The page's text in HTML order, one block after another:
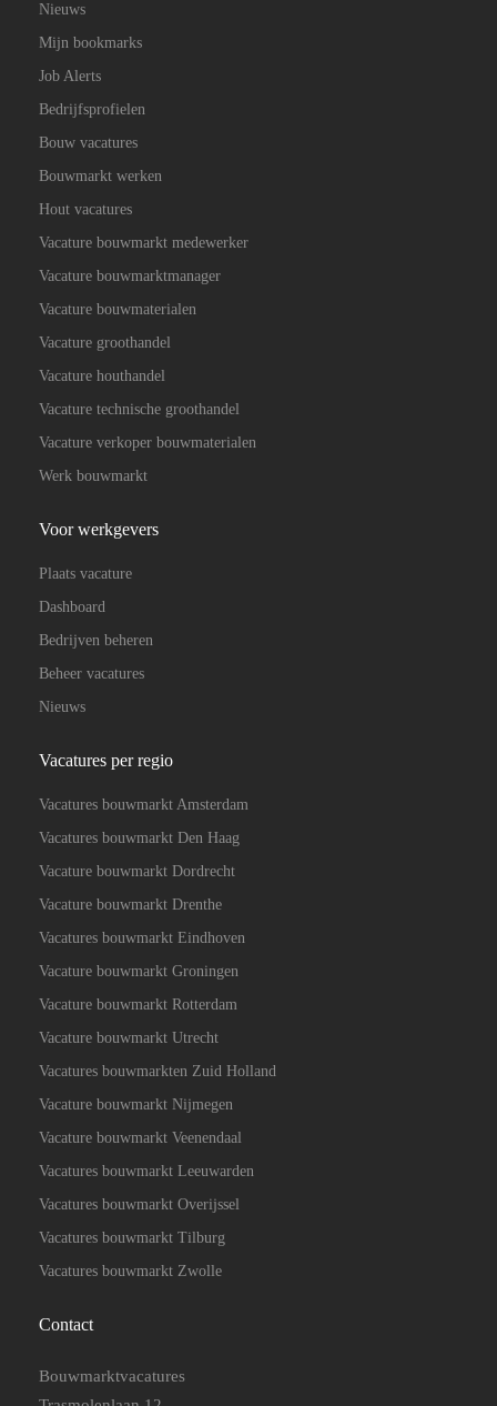
Nieuws
Mijn bookmarks
Job Alerts
Bedrijfsprofielen
Bouw vacatures
Bouwmarkt werken
Hout vacatures
Vacature bouwmarkt medewerker
Vacature bouwmarktmanager
Vacature bouwmaterialen
Vacature groothandel
Vacature houthandel
Vacature technische groothandel
Vacature verkoper bouwmaterialen
Werk bouwmarkt
Voor werkgevers
Plaats vacature
Dashboard
Bedrijven beheren
Beheer vacatures
Nieuws
Vacatures per regio
Vacatures bouwmarkt Amsterdam
Vacatures bouwmarkt Den Haag
Vacature bouwmarkt Dordrecht
Vacature bouwmarkt Drenthe
Vacatures bouwmarkt Eindhoven
Vacature bouwmarkt Groningen
Vacature bouwmarkt Rotterdam
Vacature bouwmarkt Utrecht
Vacatures bouwmarkten Zuid Holland
Vacature bouwmarkt Nijmegen
Vacature bouwmarkt Veenendaal
Vacatures bouwmarkt Leeuwarden
Vacatures bouwmarkt Overijssel
Vacatures bouwmarkt Tilburg
Vacatures bouwmarkt Zwolle
Contact
Bouwmarktvacatures